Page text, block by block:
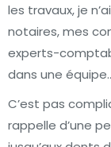
les travaux, je
notaires, mes
experts-
dans une
C’est pas
rappelle d’une